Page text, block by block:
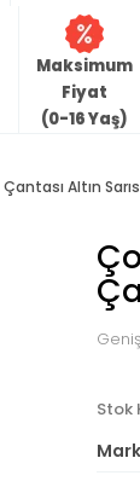
Maksimum
Fiyat
(0-16 Yaş)
Altın